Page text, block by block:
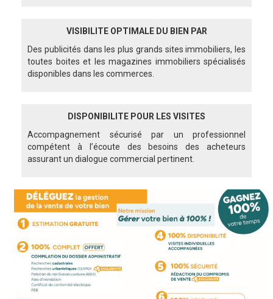
VISIBILITE OPTIMALE DU BIEN PAR
Des publicités dans les plus grands sites immobiliers, les
toutes boites et les magazines immobiliers spécialisés
disponibles dans les commerces.
DISPONIBILITE POUR LES VISITES
Accompagnement sécurisé par un professionnel
compétent à l’écoute des besoins des acheteurs
assurant un dialogue commercial pertinent.